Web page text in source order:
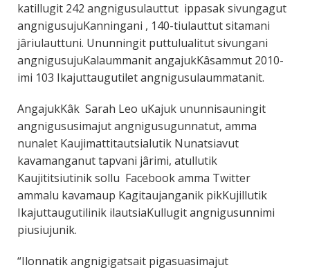
katillugit 242 angnigusulauttut ippasak sivungagut
angnigusujuKanningani , 140-tiulauttut sitamani
jâriulauttuni. Ununningit puttulualitut sivungani
angnigusujuKalaummanit angajukKâsammut 2010-
imi 103 Ikajuttaugutilet angnigusulaummatanit.
AngajukKâk Sarah Leo uKajuk ununnisauningit
angnigususimajut angnigusugunnatut, amma
nunalet Kaujimattitautsialutik Nunatsiavut
kavamanganut tapvani jârimi, atullutik
Kaujititsiutinik sollu Facebook amma Twitter
ammalu kavamaup Kagitaujanganik pikKujillutik
Ikajuttaugutilinik ilautsiaKullugit angnigusunnimi
piusiujunik.
“Ilonnatik angnigigatsait pigasuasimajut